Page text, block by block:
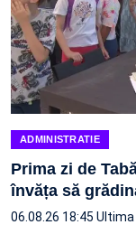
ADMINISTRATIE
Prima zi de
învăța să
06.08.26 18:45 Ultima